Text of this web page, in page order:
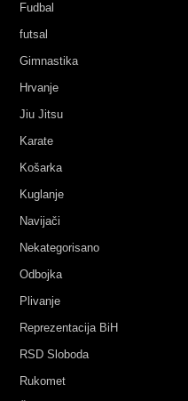
Fudbal
futsal
Gimnastika
Hrvanje
Jiu Jitsu
Karate
Košarka
Kuglanje
Navijači
Nekategorisano
Odbojka
Plivanje
Reprezentacija BiH
RSD Sloboda
Rukomet